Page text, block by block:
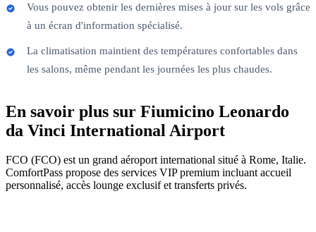
Vous pouvez obtenir les dernières mises à jour sur les vols grâce
à un écran d'information spécialisé.
La climatisation maintient des températures confortables dans
les salons, même pendant les journées les plus chaudes.
En savoir plus sur Fiumicino Leonardo
da Vinci International Airport
FCO (FCO) est un grand aéroport international situé à Rome, Italie.
ComfortPass propose des services VIP premium incluant accueil
personnalisé, accès lounge exclusif et transferts privés.